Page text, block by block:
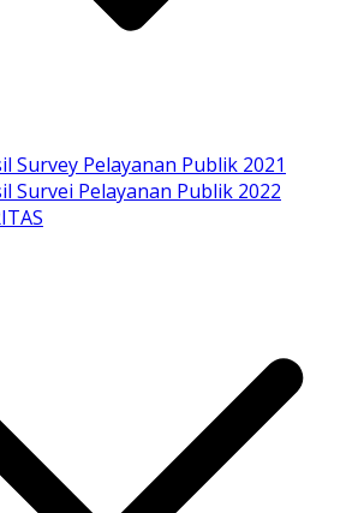
Survey Pelayanan Publik 2021
Survei Pelayanan Publik 2022